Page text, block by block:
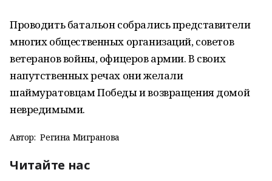
Проводить батальон собрались представители
многих общественных организаций, советов
ветеранов войны, офицеров армии. В своих
напутственных речах они желали
шаймуратовцам Победы и возвращения домой
невредимыми.
Автор: Регина Мигранова
Читайте нас